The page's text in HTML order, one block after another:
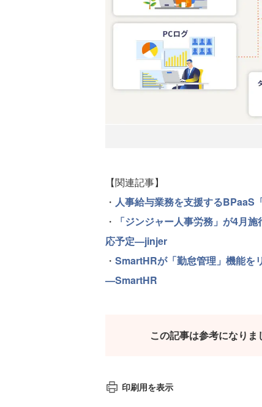
【関連記事】
・ 人事給与業務を支援する
・
「ジンジャー人事労務」が4月
応予定—jinjer
・ SmartHRが「勤怠管理」機能
—SmartHR
この記事は参考になりま
印刷用を表示